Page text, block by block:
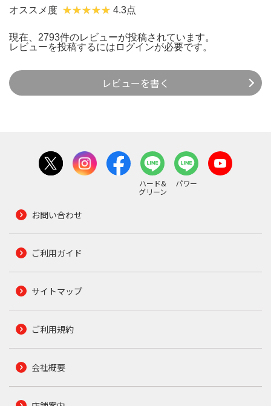
オススメ度 4.3点
現在、2793件のレビューが投稿されています。
レビューを投稿するには ログインが必要です。
レビューを書く
ハード&
グリーン
パワー
お問い合わせ
ご利用ガイド
サイトマップ
ご利用規約
会社概要